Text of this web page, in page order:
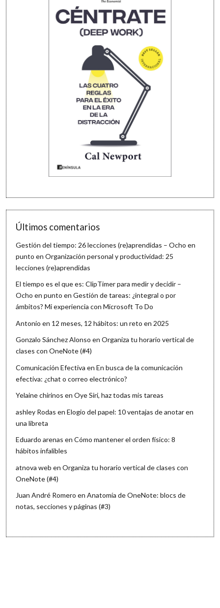
Últimos comentarios
Gestión del tiempo: 26 lecciones (re)aprendidas – Ocho en
punto enOrganización personal y productividad: 25
lecciones (re)aprendidas
El tiempo es el que es: ClipTimer para medir y decidir –
Ocho en punto enGestión de tareas: ¿integral o por
ámbitos? Mi experiencia con Microsoft To Do
Antonio en 12 meses, 12 hábitos: un reto en 2025
Gonzalo Sánchez Alonso enOrganiza tu horario vertical de
clases con OneNote (#4)
Comunicación Efectiva enEn busca de la comunicación
efectiva: ¿chat o correo electrónico?
Yelaine chirinos enOye Siri, haz todas mis tareas
ashley Rodas enElogio del papel: 10 ventajas de anotar en
una libreta
Eduardo arenas enCómo mantener el orden físico: 8
hábitos infalibles
atnova web enOrganiza tu horario vertical de clases con
OneNote (#4)
Juan André Romero enAnatomía de OneNote: blocs de
notas, secciones y páginas (#3)